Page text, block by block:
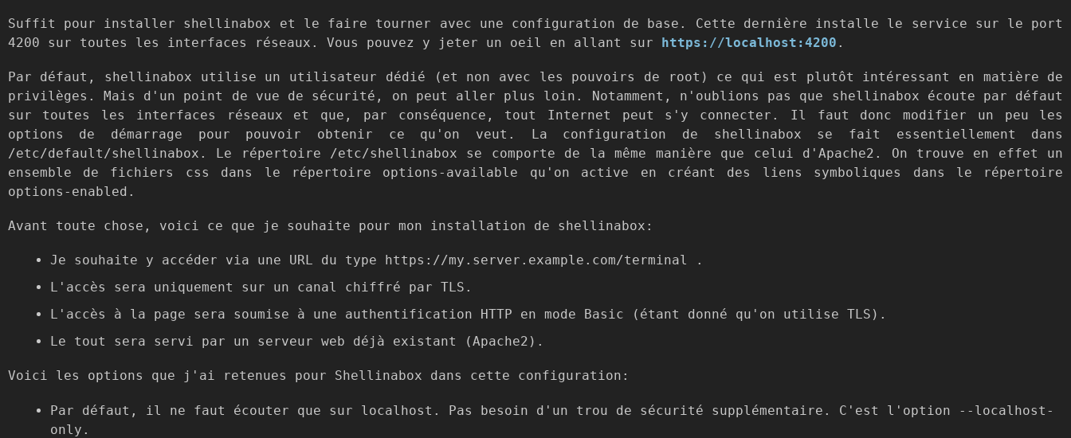
Suffit pour installer shellinabox et le faire tourner avec une configuration de base. Cette dernière installe le service sur le port
4200 sur toutes les interfaces réseaux. Vous pouvez y jeter un oeil en allant sur https://localhost:4200 .
Par défaut, shellinabox utilise un utilisateur dédié (et non avec les pouvoirs de root) ce qui est plutôt intéressant en matière de
privilèges. Mais d'un point de vue de sécurité, on peut aller plus loin. Notamment, n'oublions pas que shellinabox écoute par défaut
sur toutes les interfaces réseaux et que, par conséquence, tout Internet peut s'y connecter. Il faut donc modifier un peu les
options de démarrage pour pouvoir obtenir ce qu'on veut. La configuration de shellinabox se fait essentiellement dans
/etc/default/shellinabox. Le répertoire /etc/shellinabox se comporte de la même manière que celui d'Apache2. On trouve en effet un
ensemble de fichiers css dans le répertoire options-available qu'on active en créant des liens symboliques dans le répertoire
options-enabled.
Avant toute chose, voici ce que je souhaite pour mon installation de shellinabox:
Je souhaite y accéder via une URL du type https://my.server.example.com/terminal .
L'accès sera uniquement sur un canal chiffré par TLS.
L'accès à la page sera soumise à une authentification HTTP en mode Basic (étant donné qu'on utilise TLS).
Le tout sera servi par un serveur web déjà existant (Apache2).
Voici les options que j'ai retenues pour Shellinabox dans cette configuration:
Par défaut, il ne faut écouter que sur localhost. Pas besoin d'un trou de sécurité supplémentaire. C'est l'option --localhost-
only.